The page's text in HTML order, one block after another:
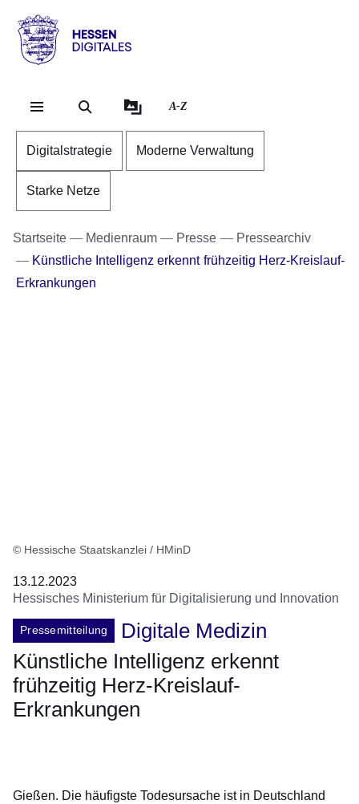
Hessen
Digitales
A-Z
Digitalstrategie Moderne Verwaltung
Starke Netze
Startseite Medienraum Presse
Pressearchiv
Künstliche Intelligenz erkennt frühzeitig Herz-Kreislauf-
Erkrankungen
© Hessische Staatskanzlei / HMinD
13.12.2023
Hessisches Ministerium für Digitalisierung und Innovation
Pressemitteilung
Digitale Medizin
Künstliche Intelligenz erkennt
frühzeitig Herz-Kreislauf-
Erkrankungen
Gießen. Die häufigste Todesursache ist in Deutschland